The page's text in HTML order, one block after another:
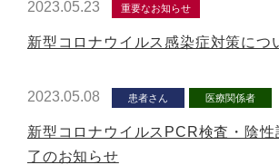
2023.05.23 重要なお知らせ
新型コロナウイルス感染症対策につ
2023.05.08 患者さん 医療関係者
新型コロナウイルスPCR検査・陰性
了のお知らせ